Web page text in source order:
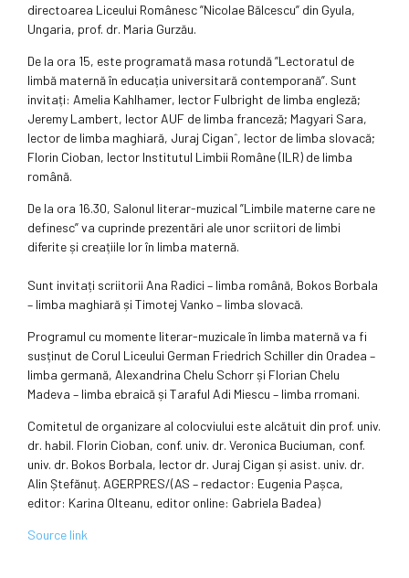
directoarea Liceului Românesc ”Nicolae Bălcescu” din Gyula,
Ungaria, prof. dr. Maria Gurzău.
De la ora 15, este programată masa rotundă ”Lectoratul de
limbă maternă în educația universitară contemporană”. Sunt
invitați: Amelia Kahlhamer, lector Fulbright de limba engleză;
Jeremy Lambert, lector AUF de limba franceză; Magyari Sara,
lector de limba maghiară, Juraj Ciganˆ, lector de limba slovacă;
Florin Cioban, lector Institutul Limbii Române (ILR) de limba
română.
De la ora 16.30, Salonul literar-muzical ”Limbile materne care ne
definesc” va cuprinde prezentări ale unor scriitori de limbi
diferite și creațiile lor în limba maternă.
Sunt invitați scriitorii Ana Radici – limba română, Bokos Borbala
– limba maghiară și Timotej Vanko – limba slovacă.
Programul cu momente literar-muzicale în limba maternă va fi
susținut de Corul Liceului German Friedrich Schiller din Oradea –
limba germană, Alexandrina Chelu Schorr și Florian Chelu
Madeva – limba ebraică și Taraful Adi Miescu – limba rromani.
Comitetul de organizare al colocviului este alcătuit din prof. univ.
dr. habil. Florin Cioban, conf. univ. dr. Veronica Buciuman, conf.
univ. dr. Bokos Borbala, lector dr. Juraj Cigan și asist. univ. dr.
Alin Ștefănuț. AGERPRES/(AS – redactor: Eugenia Pașca,
editor: Karina Olteanu, editor online: Gabriela Badea)
Source link